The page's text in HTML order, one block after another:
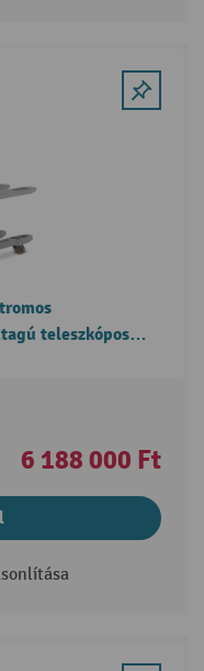
teleszkópos
6 188 000 Ft